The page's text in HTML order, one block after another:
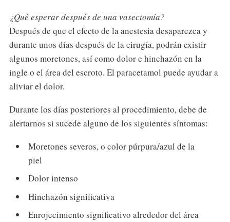
¿Qué esperar después de una vasectomía?
Después de que el efecto de la anestesia desaparezca y
durante unos días después de la cirugía, podrán existir
algunos moretones, así como dolor e hinchazón en la
ingle o el área del escroto. El paracetamol puede ayudar a
aliviar el dolor.
Durante los días posteriores al procedimiento, debe de
alertarnos si sucede alguno de los siguientes síntomas:
Moretones severos, o color púrpura/azul de la
piel
Dolor intenso
Hinchazón significativa
Enrojecimiento significativo alrededor del área